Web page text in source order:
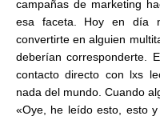
campañas de marketing
esa faceta. Hoy en día
convertirte en alguien
deberían corresponderte.
contacto directo con lxs
nada del mundo. Cuando
«Oye, he leído esto, esto